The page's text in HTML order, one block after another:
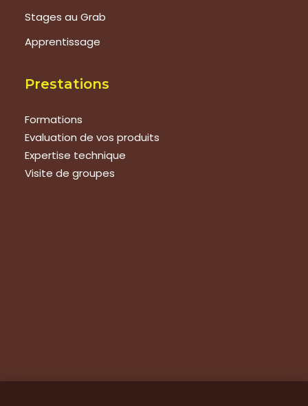
Stages au Grab
Apprentissage
Prestations
Formations
Evaluation de vos produits
Expertise technique
Visite de groupes